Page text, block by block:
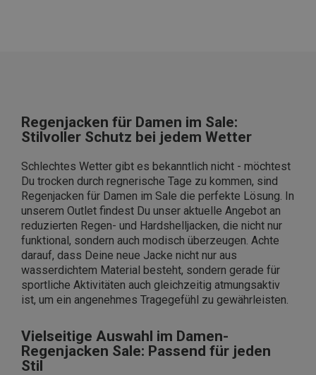
Regenjacken für Damen im Sale:
Stilvoller Schutz bei jedem Wetter
Schlechtes Wetter gibt es bekanntlich nicht - möchtest
Du trocken durch regnerische Tage zu kommen, sind
Regenjacken für Damen im Sale die perfekte Lösung. In
unserem Outlet findest Du unser aktuelle Angebot an
reduzierten Regen- und Hardshelljacken, die nicht nur
funktional, sondern auch modisch überzeugen. Achte
darauf, dass Deine neue Jacke nicht nur aus
wasserdichtem Material besteht, sondern gerade für
sportliche Aktivitäten auch gleichzeitig atmungsaktiv
ist, um ein angenehmes Tragegefühl zu gewährleisten.
Vielseitige Auswahl im Damen-
Regenjacken Sale: Passend für jeden
Stil